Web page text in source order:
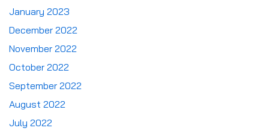
January 2023
December 2022
November 2022
October 2022
September 2022
August 2022
July 2022